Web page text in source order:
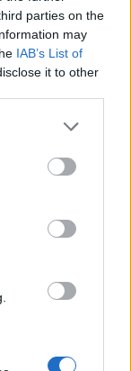
parties on the
may
IAB’s List of
it to other